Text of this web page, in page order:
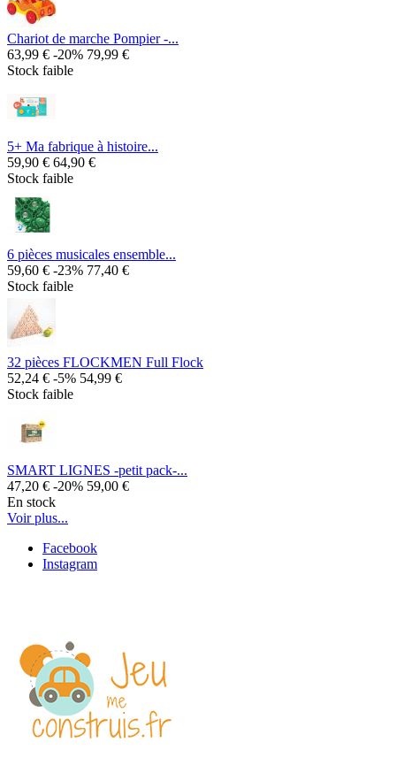
Chariot de marche Pompier -...
63,99 € -20% 79,99 €
Stock faible
5+ Ma fabrique à histoire...
59,90 € 64,90 €
Stock faible
6 pièces musicales ensemble...
59,60 € -23% 77,40 €
Stock faible
32 pièces FLOCKMEN Full Flock
52,24 € -5% 54,99 €
Stock faible
SMART LIGNES -petit pack-...
47,20 € -20% 59,00 €
En stock
Voir plus...
Facebook
Instagram